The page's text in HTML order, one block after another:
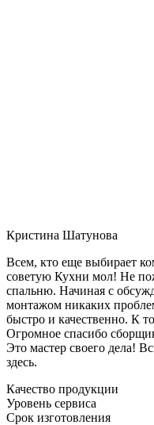
Кристина Шатунова
Всем, кто еще выбирает
советую Кухни мол! Не
спальню. Начиная с
монтажом никаких
быстро и качественно. К
Огромное спасибо
Это мастер своего дела!
здесь.
Качество продукции
Уровень сервиса
Срок изготовления